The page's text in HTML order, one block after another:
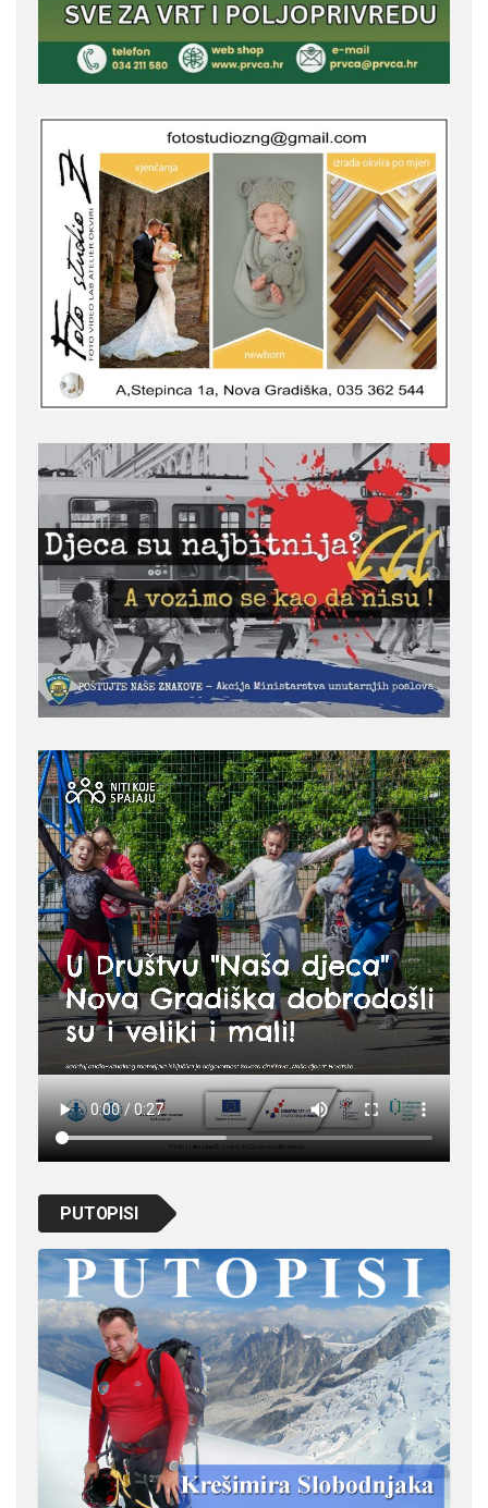
PUTOPISI